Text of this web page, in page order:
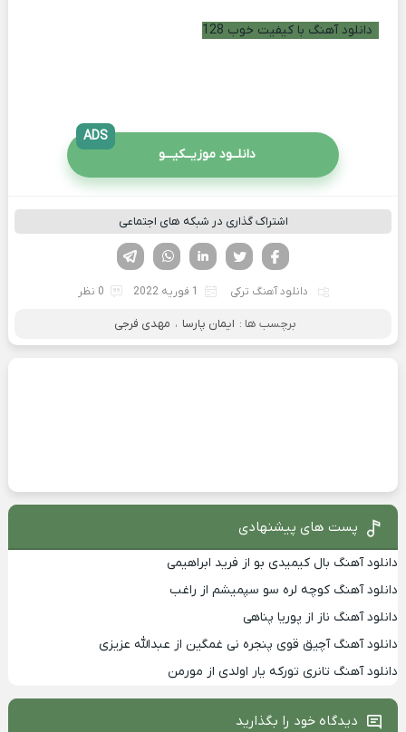
دانلود آهنگ با کیفیت خوب 128
دانلــود موزیــکیـــو
ADS
اشتراک گذاری در شبکه های اجتماعی
لینکدین تویتر
فیسوک
دانلود آهنگ ترکی 1 فوریه 2022 0 نظر
برچسب ها : ایمان پارسا ، مهدی فرجی
پست های پیشنهادی
دانلود آهنگ بال کیمیدی بو از فرید ابراهیمی
دانلود آهنگ کوچه لره سو سپمیشم از راغب
دانلود آهنگ ناز از پوریا پناهی
دانلود آهنگ آچیق قوی پنجره نی غمگین از عبدالله عزیزی
دانلود آهنگ تانری تورکه یار اولدی از مورمن
دیدگاه خود را بگذارید